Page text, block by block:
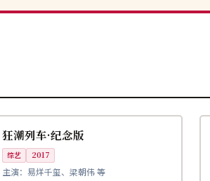
中国
狂潮列车·纪念版
综艺 2017
主演： 易烊千玺、梁朝伟 等